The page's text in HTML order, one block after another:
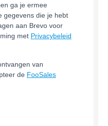
ga je ermee
gegevens die je hebt
aan Brevo voor
met Privacybeleid
van
de FooSales